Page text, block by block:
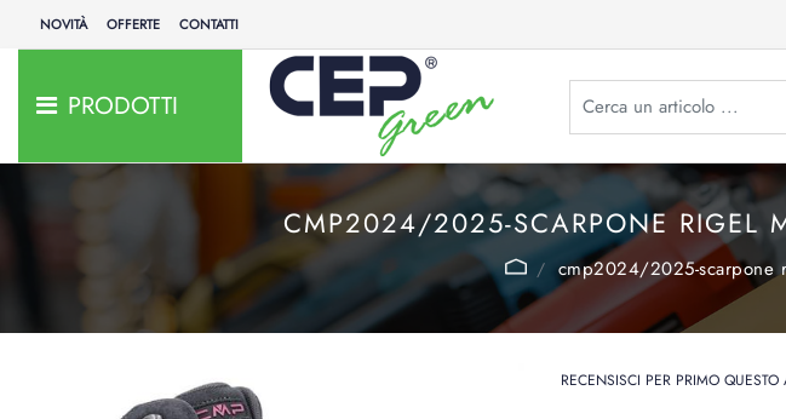
NOVITÀ OFFERTE CONTATTI
PRODOTTI
CMP2024/2025-SCARPONE RIGEL
cmp2024/2025-scarpone
RECENSISCI PER PRIMO QUESTO